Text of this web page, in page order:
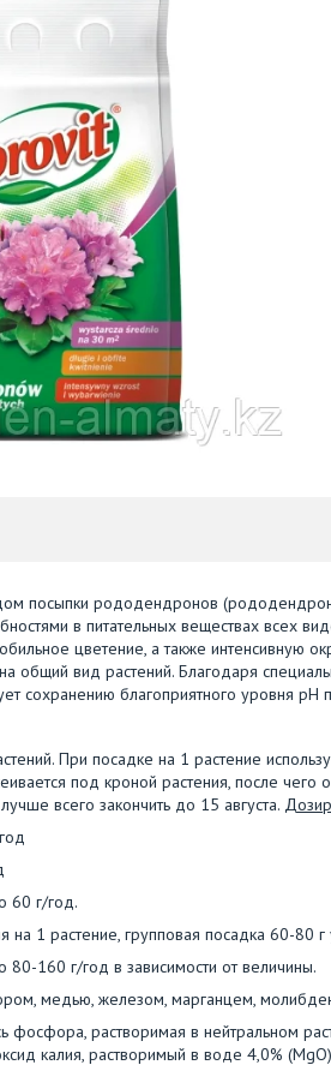
посыпки рододендронов
в питательных веществах всех
цветение, а также интенсивную
общий вид растений. Благодаря
сохранению благоприятного уровня
При посадке на 1 растение
под кроной растения, после чего
всего закончить до 15 августа.
60 г/год.
1 растение, групповая посадка 60-80
160 г/год в зависимости от величины.
медью, железом, марганцем,
фосфора, растворимая в нейтральном
калия, растворимый в воде 4,0%